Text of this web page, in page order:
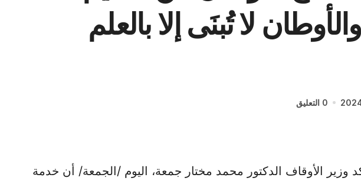
لا تُبنَى إلا بالعلم
0 التعليق
/أ ش أ/ أكد وزير الأوقاف الدكتور محمد مختار جمعة، اليوم /الجمعة/ أن خدمة